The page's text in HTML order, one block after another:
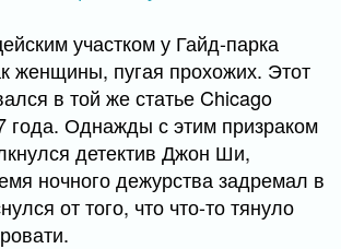
участком у Гайд-парка
женщины, пугая прохожих. Этот
в той же статье Chicago
года. Однажды с этим призраком
детектив Джон Ши,
ночного дежурства задремал в
от того, что что-то тянуло